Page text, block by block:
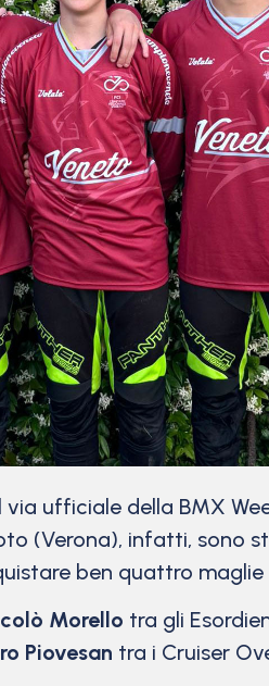
ufficiale della BMX
(Verona), infatti,
ben quattro maglie
Morello tra gli
Piovesan tra i Cruiser